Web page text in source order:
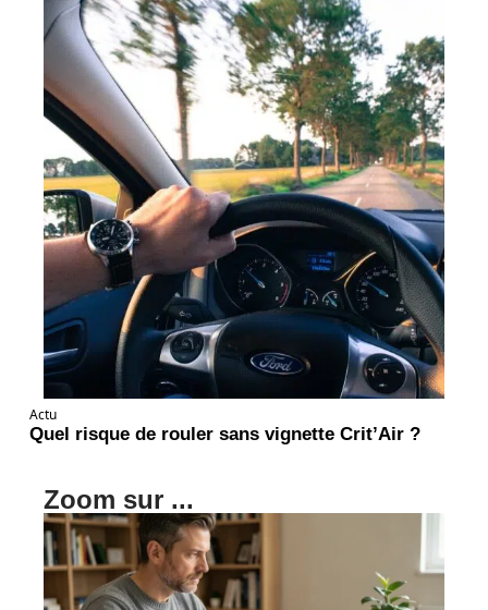
Actu
Quel risque de rouler sans vignette Crit’Air ?
Zoom sur ...